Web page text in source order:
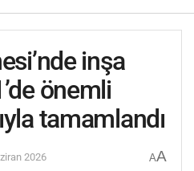
inşa
önemli
tamamlandı
2026 AA